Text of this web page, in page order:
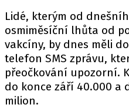
Lidé, kterým od
osmiměsíční lhůta od
vakcíny, by dnes měli
telefon SMS zprávu,
přeočkování upozorní.
do konce září 40.000 a
milion.